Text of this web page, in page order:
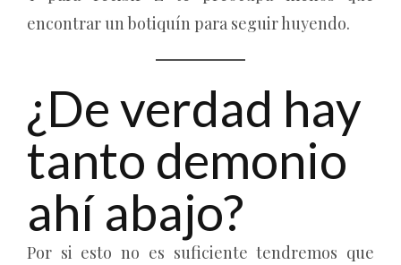
encontrar un botiquín para seguir huyendo.
¿De verdad hay
tanto demonio
ahí abajo?
Por si esto no es suficiente tendremos que